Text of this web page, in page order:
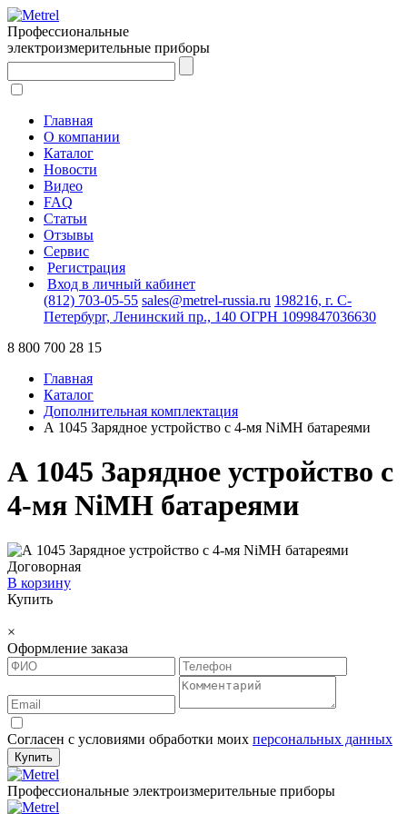
Профессиональные
электроизмерительные приборы
Главная
О компании
Каталог
Новости
Видео
FAQ
Статьи
Отзывы
Сервис
Регистрация
Вход в личный кабинет
(812) 703-05-55 sales@metrel-russia.ru 198216, г. С-
Петербург, Ленинский пр., 140 ОГРН 1099847036630
8 800 700 28 15
Главная
Каталог
Дополнительная комплектация
А 1045 Зарядное устройство с 4-мя NiMH батареями
А 1045 Зарядное устройство с
4-мя NiMH батареями
Договорная
В корзину
Купить
×
Оформление заказа
Согласен с условиями обработки моих персональных данных
Купить
Профессиональные электроизмерительные приборы